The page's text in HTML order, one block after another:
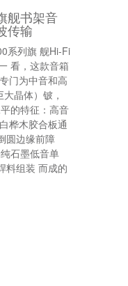
舰书架音
传输
系列旗 舰Hi-Fi
看，这款音箱
门为中音和高
晶体）铍，
的特征：高音
桦木胶合板通
圆边缘前障
石墨低音单
料组装 而成的